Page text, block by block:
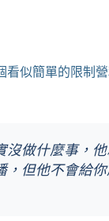
看似簡單的限制
沒做什麼事，
，但他不會給你